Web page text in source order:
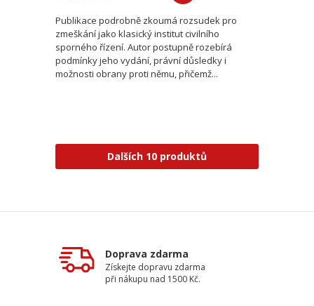
Publikace podrobně zkoumá rozsudek pro
zmeškání jako klasický institut civilního
sporného řízení. Autor postupně rozebírá
podmínky jeho vydání, právní důsledky i
možnosti obrany proti němu, přičemž...
Dalších 10 produktů
Doprava zdarma
Získejte dopravu zdarma
při nákupu nad 1500 Kč.